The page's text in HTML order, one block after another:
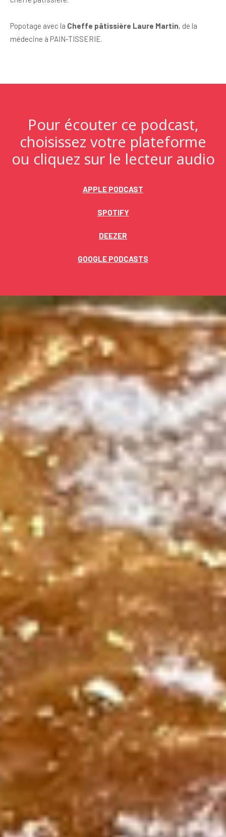
Popotage avec la Cheffe pâtissière Laure Martin, de la
médecine à PAIN-TISSERIE.
Pour écouter ce podcast,
choisissez votre plateforme
ou cliquez sur le lecteur audio
APPLE PODCAST
SPOTIFY
DEEZER
GOOGLE PODCASTS